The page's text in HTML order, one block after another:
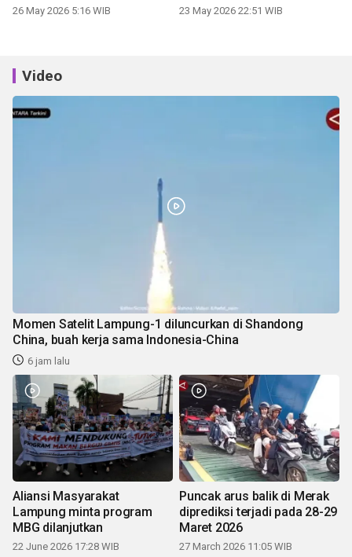
26 May 2026 5:16 WIB 23 May 2026 22:51 WIB
Video
Momen Satelit Lampung-1 diluncurkan di Shandong
China, buah kerja sama Indonesia-China
6 jam lalu
Aliansi Masyarakat
Lampung minta program
MBG dilanjutkan
22 June 2026 17:28 WIB
Puncak arus balik di Merak
diprediksi terjadi pada 28-29
Maret 2026
27 March 2026 11:05 WIB